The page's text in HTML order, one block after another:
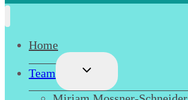
Home
Team
Untermenü
umschalten